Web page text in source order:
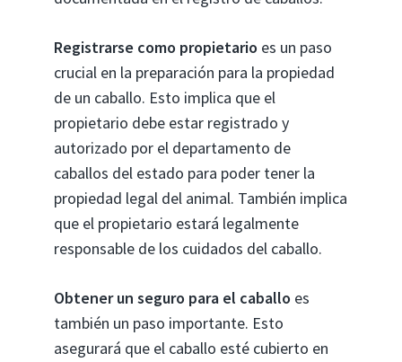
Registrarse como propietario es un paso
crucial en la preparación para la propiedad
de un caballo. Esto implica que el
propietario debe estar registrado y
autorizado por el departamento de
caballos del estado para poder tener la
propiedad legal del animal. También implica
que el propietario estará legalmente
responsable de los cuidados del caballo.
Obtener un seguro para el caballo es
también un paso importante. Esto
asegurará que el caballo esté cubierto en